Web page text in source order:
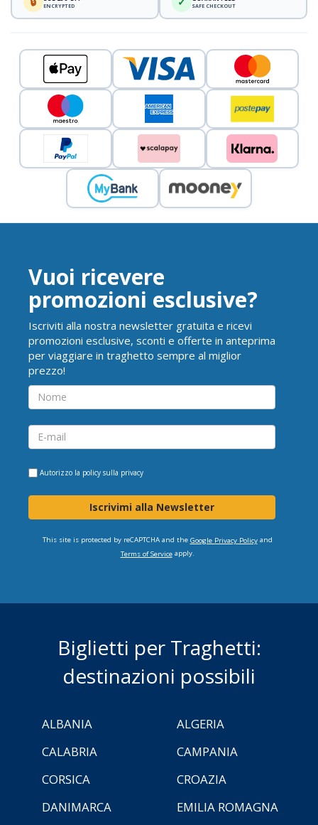
ENCRYPTED SAFE CHECKOUT
Vuoi ricevere
promozioni esclusive?
Iscriviti alla nostra newsletter gratuita e ricevi
promozioni esclusive, sconti e offerte in anteprima
per viaggiare in traghetto sempre al miglior
prezzo!
Autorizzo la policy sulla privacy
Iscrivimi alla Newsletter
This site is protected by reCAPTCHA and the Google Privacy Policyand
Terms of Serviceapply.
Biglietti per Traghetti:
destinazioni possibili
ALBANIA
ALGERIA
CALABRIA
CAMPANIA
CORSICA
CROAZIA
DANIMARCA
EMILIA ROMAGNA